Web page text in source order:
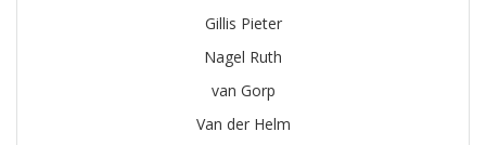
Gillis Pieter
Nagel Ruth
van Gorp
Van der Helm